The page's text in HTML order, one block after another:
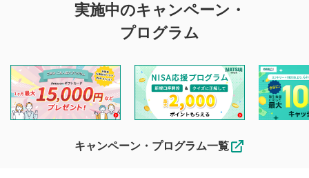
投稿に関する注意
を目的として、各動画コンテンツに、評価およびコメントの
投稿ができます。利用者は以下の注意事項をご理解のうえ、
閲覧および投稿を行うものとしてください。
他の利用者が動画を視聴される際の参考になるコメントをお
待ちしております。
なお、投稿をもって、本注意事項に同意されたものとみなし
実施中のキャンペーン・
プログラム
キャンペーン・プログラム一覧